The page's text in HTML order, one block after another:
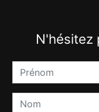
N'hésitez